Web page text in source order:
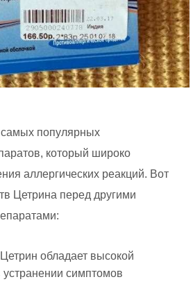
популярных
который широко
аллергических реакций. Вот
Цетрина перед другими
Цетрин обладает высокой
симптомов